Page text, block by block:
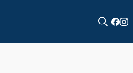
for: